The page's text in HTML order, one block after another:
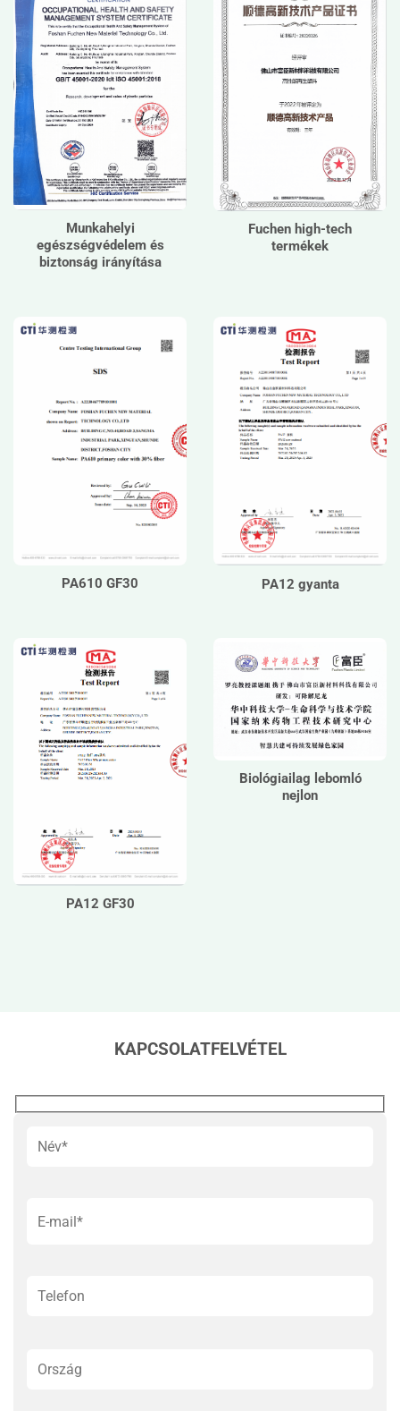
Munkahelyi
egészségvédelem és
biztonság irányítása
Fuchen high-tech
termékek
PA610 GF30 PA12 gyanta
PA12 GF30
Biológiailag lebomló
nejlon
KAPCSOLATFELVÉTEL